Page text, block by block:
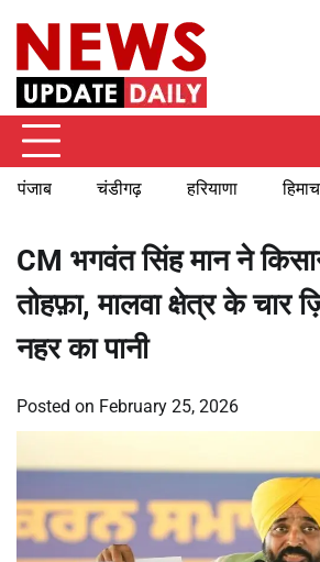
content
पंजाब चंडीगढ़ हरियाणा
CM भगवंत सिंह मान ने
तोहफ़ा, मालवा क्षेत्र के चार
नहर का पानी
Posted on February 25, 2026